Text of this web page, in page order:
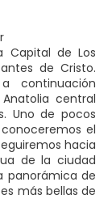
Capital de Los
de Cristo.
continuación
central
Uno de pocos
el
hacia
de la ciudad
panorámica de
más bellas de